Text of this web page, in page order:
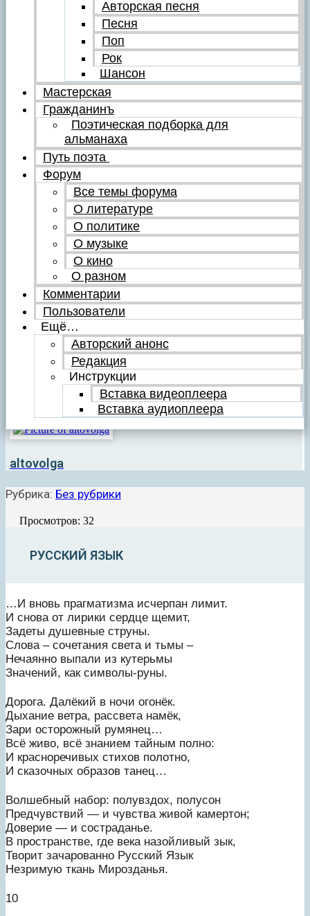
Авторская песня
Песня
Поп
Рок
Шансон
Мастерская
Гражданинъ
Поэтическая подборка для
альманаха
Путь поэта
Форум
Все темы форума
О литературе
О политике
О музыке
О кино
О разном
Комментарии
Пользователи
Ещё…
Авторский анонс
Редакция
Инструкции
Вставка видеоплеера
Вставка аудиоплеера
altovolga
Рубрика: Без рубрики
Просмотров: 32
РУССКИЙ ЯЗЫК
…И вновь прагматизма исчерпан лимит.
И снова от лирики сердце щемит,
Задеты душевные струны.
Слова – сочетания света и тьмы –
Нечаянно выпали из кутерьмы
Значений, как символы-руны.
Дорога. Далёкий в ночи огонёк.
Дыхание ветра, рассвета намёк,
Зари осторожный румянец…
Всё живо, всё знанием тайным полно:
И красноречивых стихов полотно,
И сказочных образов танец…
Волшебный набор: полувздох, полусон
Предчувствий — и чувства живой камертон;
Доверие — и состраданье.
В пространстве, где века назойливый зык,
Творит зачарованно Русский Язык
Незримую ткань Мирозданья.
10